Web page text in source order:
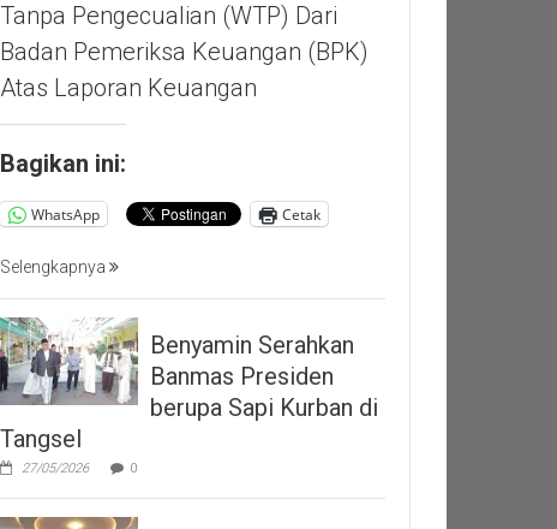
Tanpa Pengecualian (WTP) Dari
Badan Pemeriksa Keuangan (BPK)
Atas Laporan Keuangan
Bagikan ini:
WhatsApp Cetak
Selengkapnya
Benyamin Serahkan
Banmas Presiden
berupa Sapi Kurban di
Tangsel
27/05/2026 0